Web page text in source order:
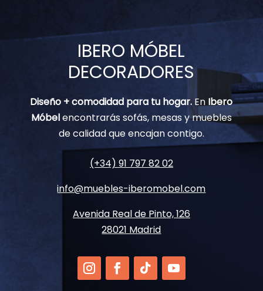
IBERO MÓBEL
DECORADORES
Diseño + comodidad para tu hogar. EnIbero
Móbelencontrarás sofás, mesas y muebles
de calidad que encajan contigo.
(+34) 91 797 82 02
info@muebles-iberomobel.com
Avenida Real de Pinto, 126
28021 Madrid